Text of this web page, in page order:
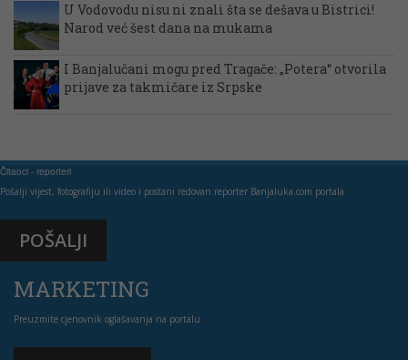
U Vodovodu nisu ni znali šta se dešava u Bistrici!
Narod već šest dana na mukama
I Banjalučani mogu pred Tragače: „Potera“ otvorila
prijave za takmičare iz Srpske
Čitaoci - reporteri
Pošalji vijest, fotografiju ili video i postani redovan reporter Banjaluka.com portala
POŠALJI
MARKETING
Preuzmite cjenovnik oglašavanja na portalu